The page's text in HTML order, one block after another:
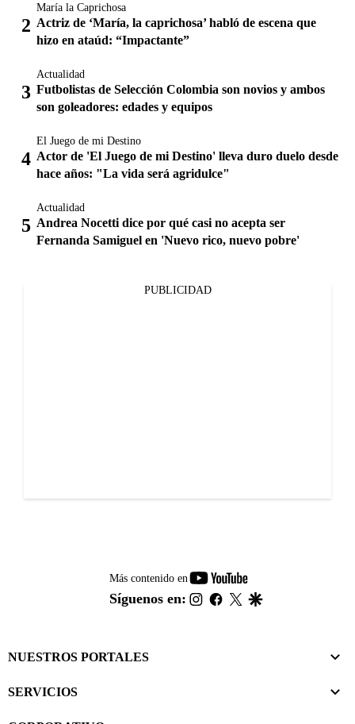
María la Caprichosa
Actriz de ‘María, la caprichosa’ habló de escena que
hizo en ataúd: “Impactante”
Actualidad
Futbolistas de Selección Colombia son novios y ambos
son goleadores: edades y equipos
El Juego de mi Destino
Actor de 'El Juego de mi Destino' lleva duro duelo desde
hace años: "La vida será agridulce"
Actualidad
Andrea Nocetti dice por qué casi no acepta ser
Fernanda Samiguel en 'Nuevo rico, nuevo pobre'
PUBLICIDAD
Más contenido en
youtube-
footer
Síguenos en: instagram
facebook
twitter
NUESTROS PORTALES
SERVICIOS